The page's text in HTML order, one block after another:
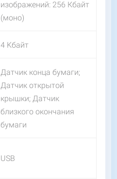
изображений: 256 Кбайт
(моно)
4 Kбайт
Датчик конца бумаги;
Датчик открытой
крышки; Датчик
близкого окончания
бумаги
USB